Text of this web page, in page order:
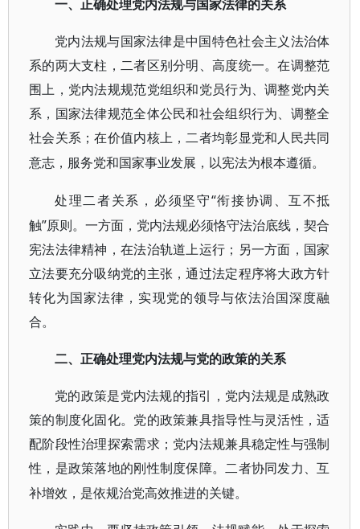
一、正确处理党内法规与国家法律的关系
党内法规与国家法律是中国特色社会主义法治体
系的两大支柱，二者区别分明、高度统一。在调整范
围上，党内法规规范党组织和党员行为、调整党内关
系，国家法律规范全体公民和社会组织行为、调整全
社会关系；在价值内核上，二者均彰显党和人民共同
意志，服务党和国家事业发展，以宪法为根本遵循。
处理二者关系，必须坚守“衔接协调、互不抵
触”原则。一方面，党内法规必须恪守法治底线，契合
宪法法律精神，在法治轨道上运行；另一方面，国家
立法要充分吸纳党的主张，通过法定程序将大政方针
转化为国家法律，实现党的领导与依法治国深度融
合。
二、正确处理党内法规与党的政策的关系
党的政策是党内法规的指引，党内法规是成熟政
策的制度化固化。党的政策兼具指导性与灵活性，适
配阶段性治理探索需求；党内法规兼具稳定性与强制
性，是政策落地的刚性制度保障。二者协同发力、互
补增效，是依规治党高效推进的关键。